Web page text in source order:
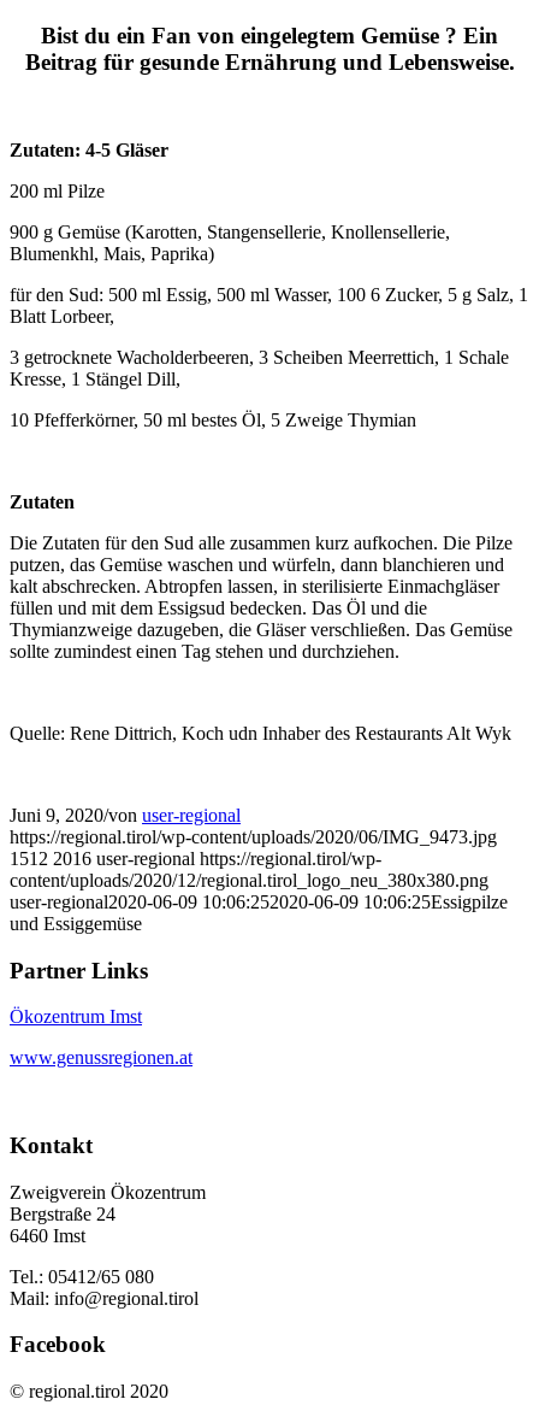
Bist du ein Fan von eingelegtem Gemüse ? Ein
Beitrag für gesunde Ernährung und Lebensweise.
Zutaten: 4-5 Gläser
200 ml Pilze
900 g Gemüse (Karotten, Stangensellerie, Knollensellerie,
Blumenkhl, Mais, Paprika)
für den Sud: 500 ml Essig, 500 ml Wasser, 100 6 Zucker, 5 g Salz, 1
Blatt Lorbeer,
3 getrocknete Wacholderbeeren, 3 Scheiben Meerrettich, 1 Schale
Kresse, 1 Stängel Dill,
10 Pfefferkörner, 50 ml bestes Öl, 5 Zweige Thymian
Zutaten
Die Zutaten für den Sud alle zusammen kurz aufkochen. Die Pilze
putzen, das Gemüse waschen und würfeln, dann blanchieren und
kalt abschrecken. Abtropfen lassen, in sterilisierte Einmachgläser
füllen und mit dem Essigsud bedecken. Das Öl und die
Thymianzweige dazugeben, die Gläser verschließen. Das Gemüse
sollte zumindest einen Tag stehen und durchziehen.
Quelle: Rene Dittrich, Koch udn Inhaber des Restaurants Alt Wyk
Juni 9, 2020/von user-regional
https://regional.tirol/wp-content/uploads/2020/06/IMG_9473.jpg
1512 2016 user-regional https://regional.tirol/wp-
content/uploads/2020/12/regional.tirol_logo_neu_380x380.png
user-regional2020-06-09 10:06:252020-06-09 10:06:25Essigpilze
und Essiggemüse
Partner Links
Ökozentrum Imst
www.genussregionen.at
Kontakt
Zweigverein Ökozentrum
Bergstraße 24
6460 Imst
Tel.: 05412/65 080
Mail: info@regional.tirol
Facebook
© regional.tirol 2020